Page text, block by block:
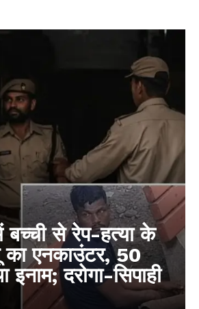
से रेप-हत्या के
का एनकाउंटर, 50
इनाम; दरोगा-सिपाही